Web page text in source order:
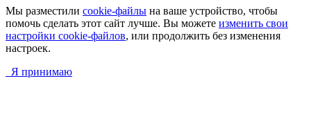
Мы разместили cookie-файлы на ваше устройство, чтобы
помочь сделать этот сайт лучше. Вы можете изменить свои
настройки cookie-файлов, или продолжить без изменения
настроек.
Я принимаю